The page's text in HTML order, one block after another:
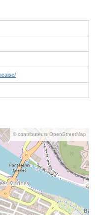
© contributeurs OpenStreetMap